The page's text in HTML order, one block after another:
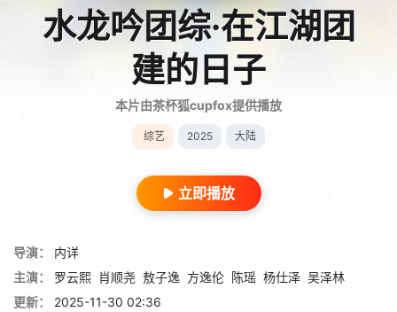
水龙吟团综·在江湖团
建的日子
本片由茶杯狐cupfox提供播放
综艺 2025 大陆
立即播放
导演：
内详
主演：
罗云熙 肖顺尧 敖子逸 方逸伦 陈瑶 杨仕泽 吴泽林
更新：
2025-11-30 02:36